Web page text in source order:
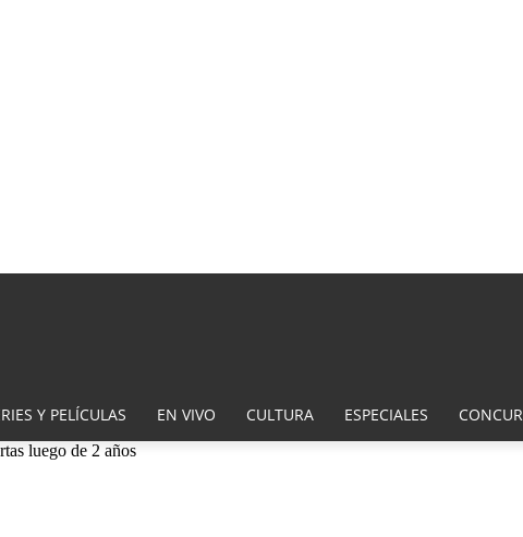
Y PELÍCULAS EN VIVO CULTURA ESPECIALES
luego de 2 años